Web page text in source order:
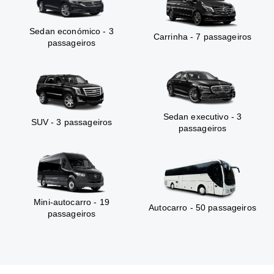
Sedan económico - 3
passageiros
Carrinha - 7 passageiros
SUV - 3 passageiros
Sedan executivo - 3
passageiros
Mini-autocarro - 19
passageiros
Autocarro - 50 passageiros